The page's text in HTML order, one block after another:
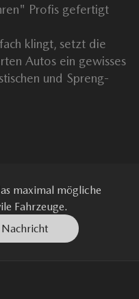
Profis gefertigt
klingt, setzt die
Autos ein gewisses
und Spreng-
maximal mögliche
Fahrzeuge.
Nachricht